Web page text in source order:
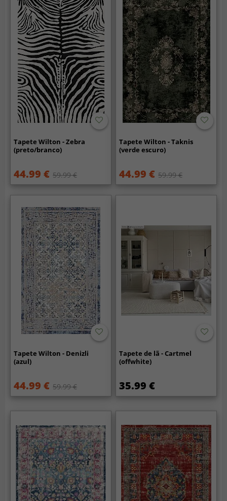
Tapete Wilton - Zebra
(preto/branco)
44.99 € 59.99 €
Tapete Wilton - Taknis
(verde escuro)
44.99 € 59.99 €
Tapete Wilton - Denizli
(azul)
44.99 € 59.99 €
Tapete de lã - Cartmel
(offwhite)
35.99 €